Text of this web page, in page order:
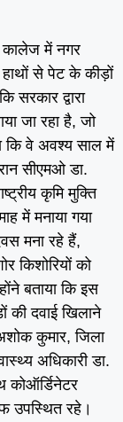
कालेज में नगर
हाथों से पेट के कीड़ों
सरकार द्वारा
जा रहा है, जो
कि वे अवश्य साल में
सीएमओ डा.
कृमि मुक्ति
में मनाया गया
मना रहे हैं,
किशोरियों को
बताया कि इस
की दवाई खिलाने
कुमार, जिला
अधिकारी डा.
कोऑर्डिनेटर
उपस्थित रहे।